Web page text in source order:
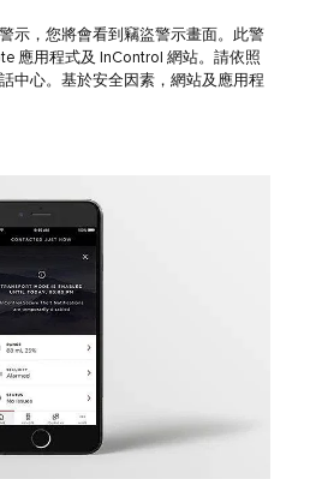
示，您將會看到竊盜警示畫面。此警
應用程式及 InControl 網站。請依照
中心。基於安全因素，網站及應用程